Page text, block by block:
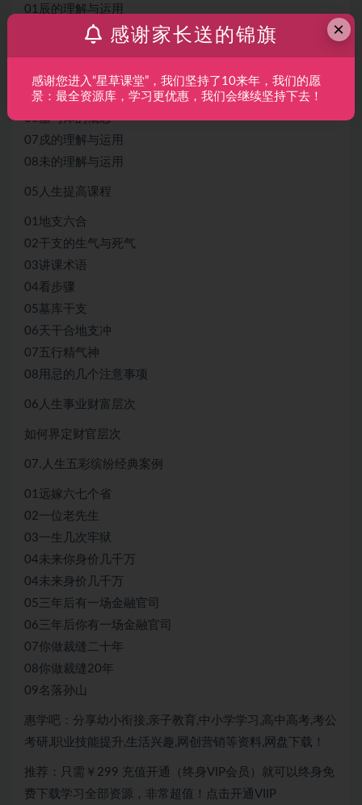
01辰的理解与运用
02辰的一物两用
04丑的理解与运用
05墓库干支
06墓与库的概念
07戍的理解与运用
08未的理解与运用
05人生提高课程
01地支六合
02干支的生气与死气
03讲课术语
04看步骤
05墓库干支
06天干合地支冲
07五行精气神
08用忌的几个注意事项
06人生事业财富层次
如何界定财官层次
07.人生五彩缤纷经典案例
01远嫁六七个省
02一位老先生
03一生几次牢狱
04未来你身价几千万
04未来身价几千万
05三年后有一场金融官司
06三年后你有一场金融官司
07你做裁缝二十年
08你做裁缝20年
09名落孙山
惠学吧：分享幼小衔接,亲子教育,中小学学习,高中高考,考公
考研,职业技能提升,生活兴趣,网创营销等资料,网盘下载！
推荐：只需￥299 充值开通（终身VIP会员）就可以终身免
费下载学习全部资源，非常超值！点击开通VIIP
×
感谢家长送的锦旗
感谢您进入“星草课堂”，我们坚持了10来年，我们的愿
景：最全资源库，学习更优惠，我们会继续坚持下去！